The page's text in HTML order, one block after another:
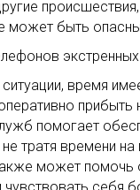
может быть
время
помогает
тратя времени
может помочь